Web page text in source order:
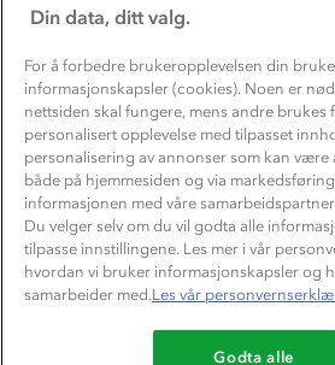
OM OSS
TIPS OG RÅD
Turmat oppskrifter
Beredskap
AKTIVITETER
Leirskole 🥾
Barnehageansatt
Tips til hyttetur
Du betaler enkelt
Din data, ditt valg.
For å forbedre brukeropplevelsen din
informasjonskapsler (cookies). Noen er
nettsiden skal fungere, mens andre brukes
personalisert opplevelse med tilpasset
personalisering av annonser som kan være
både på hjemmesiden og via
informasjonen med våre
Du velger selv om du vil godta alle
tilpasse innstillingene. Les mer i vår
hvordan vi bruker informasjonskapsler og
samarbeider med.Les vår
Godta alle